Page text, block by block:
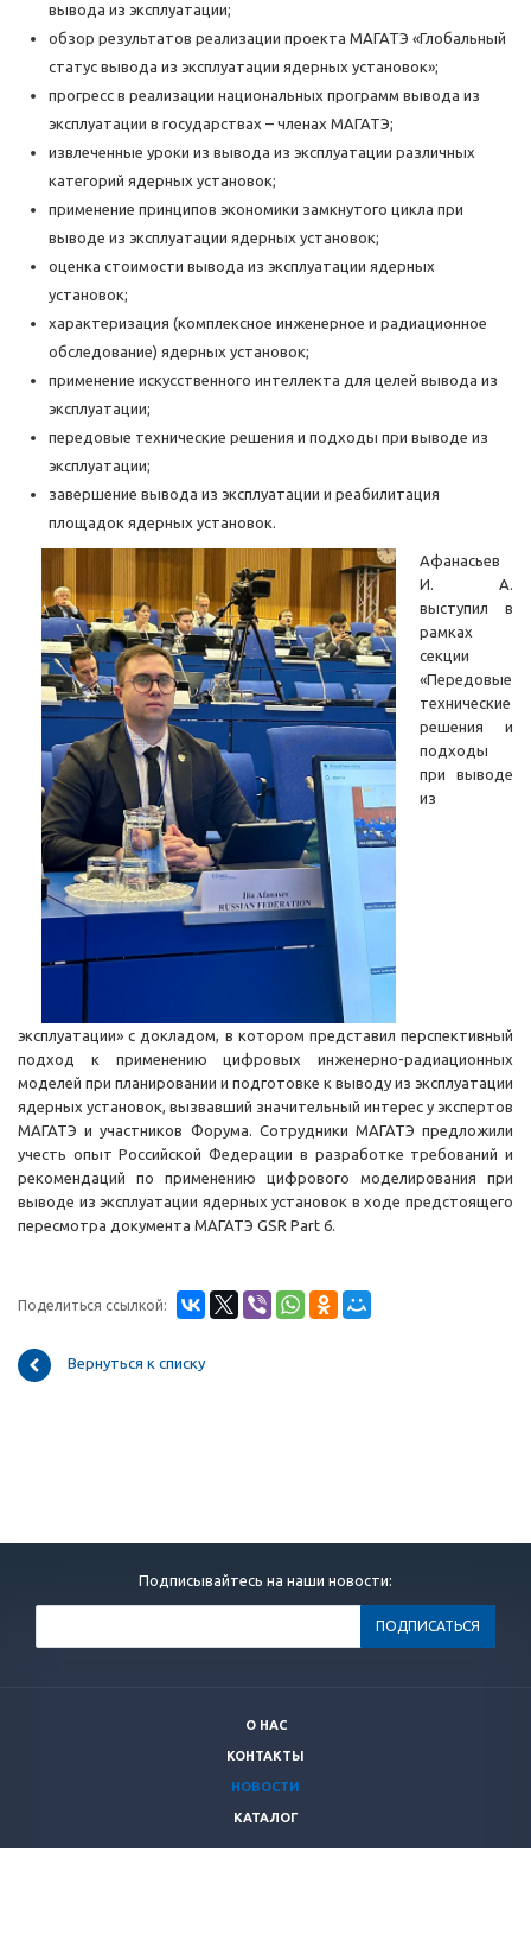
вывода из эксплуатации;
обзор результатов реализации проекта МАГАТЭ «Глобальный
статус вывода из эксплуатации ядерных установок»;
прогресс в реализации национальных программ вывода из
эксплуатации в государствах – членах МАГАТЭ;
извлеченные уроки из вывода из эксплуатации различных
категорий ядерных установок;
применение принципов экономики замкнутого цикла при
выводе из эксплуатации ядерных установок;
оценка стоимости вывода из эксплуатации ядерных
установок;
характеризация (комплексное инженерное и радиационное
обследование) ядерных установок;
применение искусственного интеллекта для целей вывода из
эксплуатации;
передовые технические решения и подходы при выводе из
эксплуатации;
завершение вывода из эксплуатации и реабилитация
площадок ядерных установок.
Афанасьев
И. А.
выступил в
рамках
секции
«Передовые
технические
решения и
подходы
при выводе
из
эксплуатации» с докладом, в котором представил перспективный
подход к применению цифровых инженерно-радиационных
моделей при планировании и подготовке к выводу из эксплуатации
ядерных установок, вызвавший значительный интерес у экспертов
МАГАТЭ и участников Форума. Сотрудники МАГАТЭ предложили
учесть опыт Российской Федерации в разработке требований и
рекомендаций по применению цифрового моделирования при
выводе из эксплуатации ядерных установок в ходе предстоящего
пересмотра документа МАГАТЭ GSR Part 6.
Поделиться ссылкой:
Вернуться к списку
Подписывайтесь на наши новости:
О НАС
КОНТАКТЫ
НОВОСТИ
КАТАЛОГ